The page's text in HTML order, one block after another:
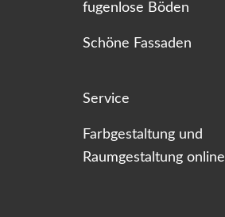
fugenlose Böden
Schöne Fassaden
Service
Farbgestaltung und
Raumgestaltung online